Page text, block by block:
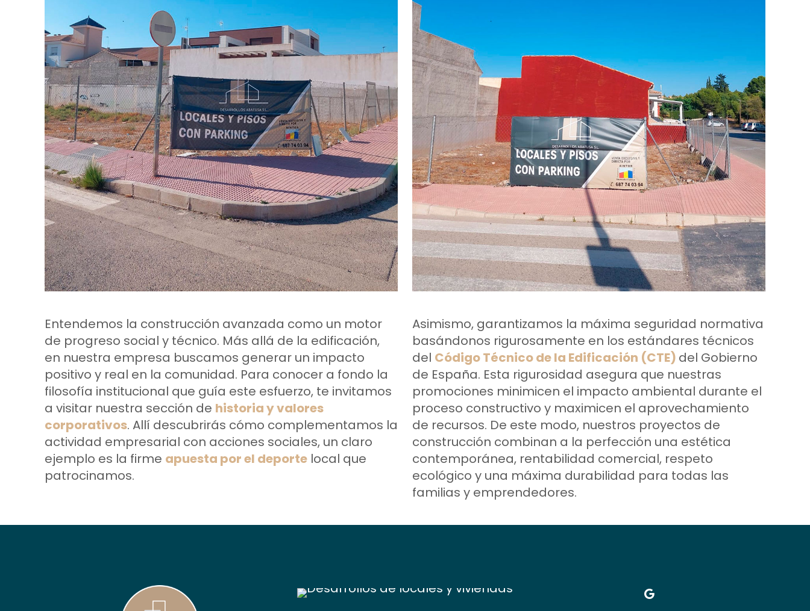
Entendemos la construcción avanzada como un motor
de progreso social y técnico. Más allá de la edificación,
en nuestra empresa buscamos generar un impacto
positivo y real en la comunidad. Para conocer a fondo la
filosofía institucional que guía este esfuerzo, te invitamos
a visitar nuestra sección de historia y valores
corporativos. Allí descubrirás cómo complementamos la
actividad empresarial con acciones sociales, un claro
ejemplo es la firme apuesta por el deporte local que
patrocinamos.
Asimismo, garantizamos la máxima seguridad normativa
basándonos rigurosamente en los estándares técnicos
del Código Técnico de la Edificación (CTE) del Gobierno
de España. Esta rigurosidad asegura que nuestras
promociones minimicen el impacto ambiental durante el
proceso constructivo y maximicen el aprovechamiento
de recursos. De este modo, nuestros proyectos de
construcción combinan a la perfección una estética
contemporánea, rentabilidad comercial, respeto
ecológico y una máxima durabilidad para todas las
familias y emprendedores.